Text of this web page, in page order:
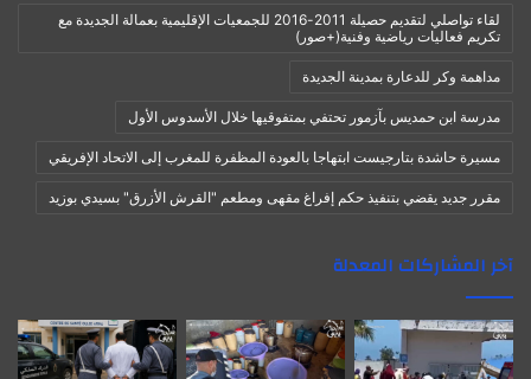
لقاء تواصلي لتقديم حصيلة 2011-2016 للجمعيات الإقليمية بعمالة الجديدة مع
تكريم فعاليات رياضية وفنية(+صور)
مداهمة وكر للدعارة بمدينة الجديدة
مدرسة ابن حمديس بآزمور تحتفي بمتفوقيها خلال الأسدوس الأول
مسيرة حاشدة بتارجيست ابتهاجا بالعودة المظفرة للمغرب إلى الاتحاد الإفريقي
مقرر جديد يقضي بتنفيذ حكم إفراغ مقهى ومطعم "القرش الأزرق" بسيدي بوزيد
آخر المشاركات المعدلة